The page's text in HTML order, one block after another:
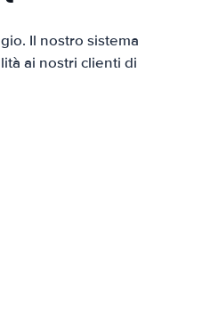
Il nostro sistema
ai nostri clienti di